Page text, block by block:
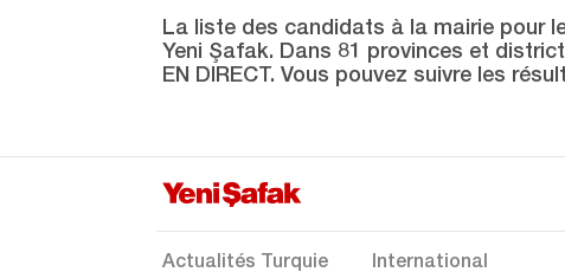
Ordu
Osmaniye
Sakarya
Samsun
Şanlıurfa
La liste des candidats à la mairie pour
Yeni Şafak. Dans 81 provinces et
EN DIRECT. Vous pouvez suivre les
Actualités Turquie International